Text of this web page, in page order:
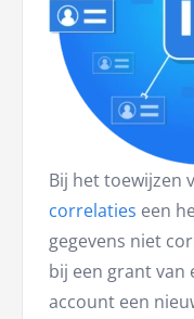
Bij het toewijzen
correlaties een
gegevens niet
bij een grant van
account een